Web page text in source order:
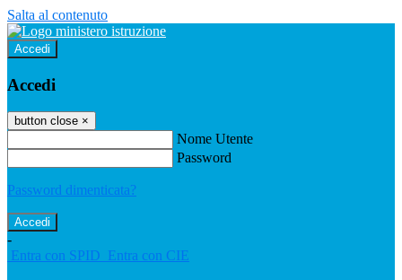
Salta al contenuto
Accedi
Accedi
button close ×
Nome Utente
Password
Password dimenticata?
-
Entra con SPID Entra con CIE